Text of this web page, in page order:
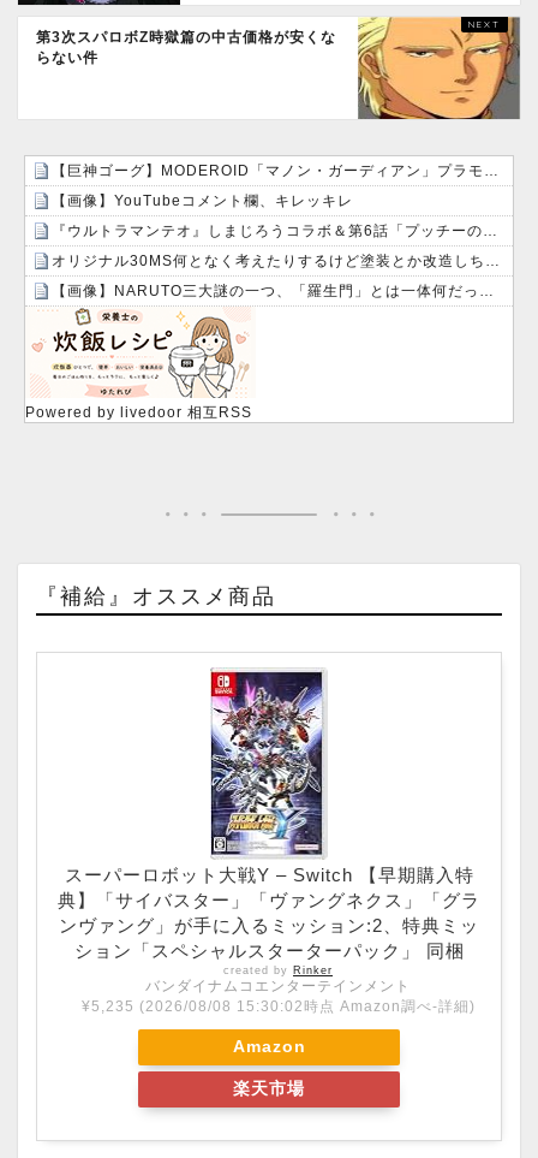
第3次スパロボZ時獄篇の中古価格が安くな
らない件
【画像】YouTubeコメント欄、キレッキレ
Powered by livedoor 相互RSS
『補給』オススメ商品
スーパーロボット大戦Y – Switch 【早期購入特
典】「サイバスター」「ヴァングネクス」「グラ
ンヴァング」が手に入るミッション:2、特典ミッ
ション「スペシャルスターターパック」 同梱
created by Rinker
バンダイナムコエンターテインメント
¥5,235 (2026/08/08 15:30:02時点 Amazon調べ-詳細)
Amazon
楽天市場